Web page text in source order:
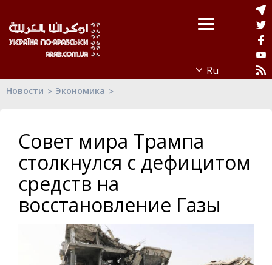
Новости Экономика
Совет мира Трампа
столкнулся с дефицитом
средств на
восстановление Газы